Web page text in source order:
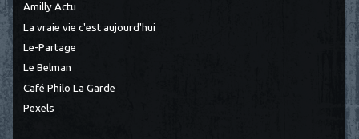
Amilly Actu
La vraie vie c'est aujourd'hui
Le-Partage
Le Belman
Café Philo La Garde
Pexels